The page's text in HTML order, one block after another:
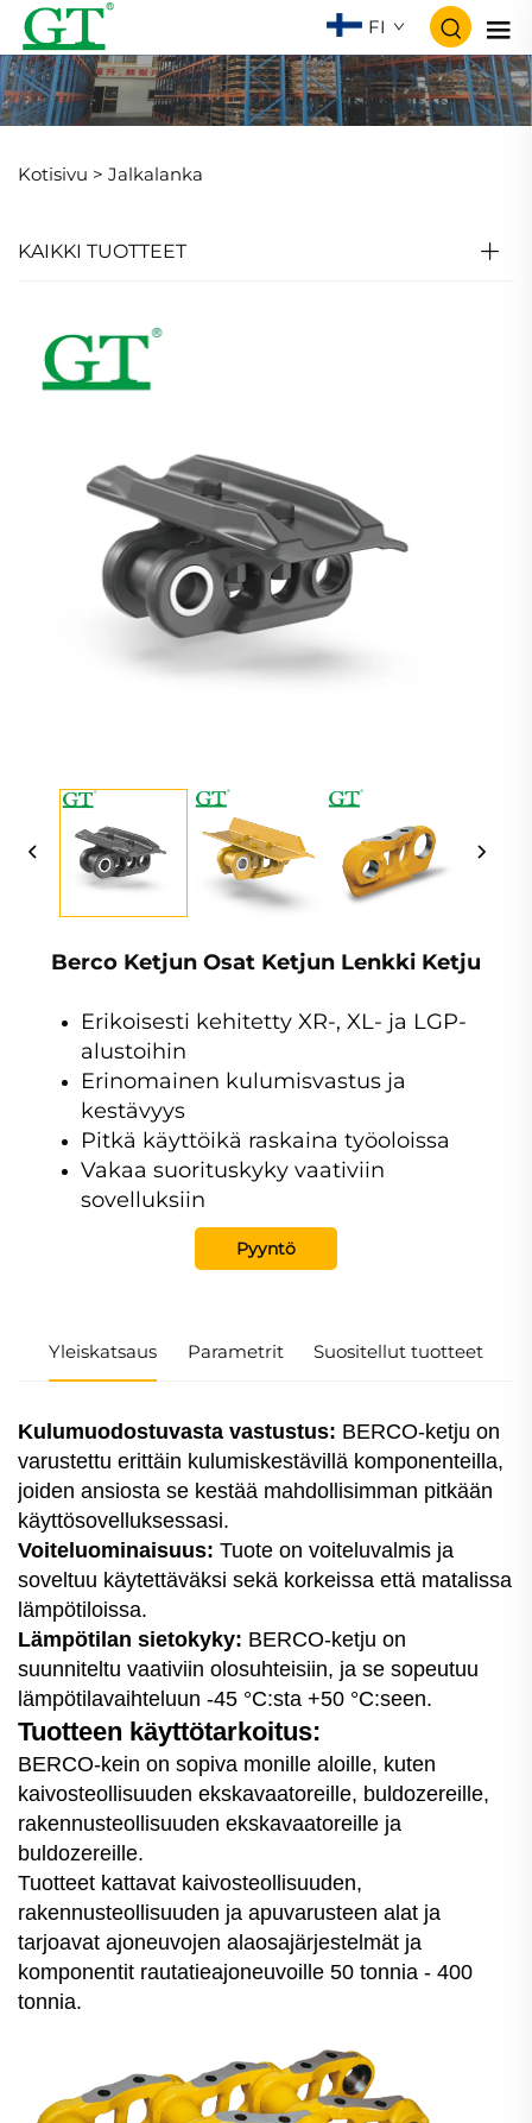
FI
Kotisivu > Jalkalanka
KAIKKI TUOTTEET
Berco Ketjun Osat Ketjun Lenkki Ketju
Erikoisesti kehitetty XR-, XL- ja LGP-
alustoihin
Erinomainen kulumisvastus ja
kestävyys
Pitkä käyttöikä raskaina työoloissa
Vakaa suorituskyky vaativiin
sovelluksiin
Pyyntö
Yleiskatsaus Parametrit Suositellut tuotteet
Kulumuodostuvasta vastustus: BERCO-ketju on
varustettu erittäin kulumiskestävillä komponenteilla,
joiden ansiosta se kestää mahdollisimman pitkään
käyttösovelluksessasi.
Voiteluominaisuus: Tuote on voiteluvalmis ja
soveltuu käytettäväksi sekä korkeissa että matalissa
lämpötiloissa.
Lämpötilan sietokyky: BERCO-ketju on
suunniteltu vaativiin olosuhteisiin, ja se sopeutuu
lämpötilavaihteluun -45 °C:sta +50 °C:seen.
Tuotteen käyttötarkoitus:
BERCO-kein on sopiva monille aloille, kuten
kaivosteollisuuden ekskavaatoreille, buldozereille,
rakennusteollisuuden ekskavaatoreille ja
buldozereille.
Tuotteet kattavat kaivosteollisuuden,
rakennusteollisuuden ja apuvarusteen alat ja
tarjoavat ajoneuvojen alaosajärjestelmät ja
komponentit rautatieajoneuvoille 50 tonnia - 400
tonnia.